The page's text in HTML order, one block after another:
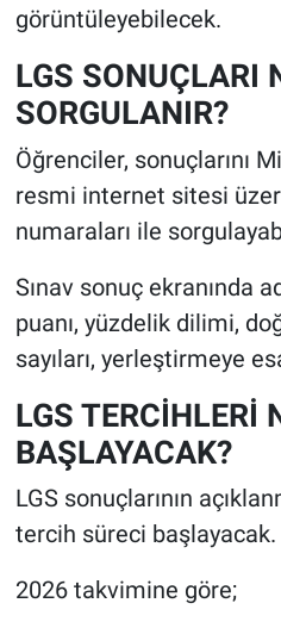
görüntüleyebilecek.
LGS SONUÇLARI
SORGULANIR?
Öğrenciler, sonuçlarını
resmi internet sitesi
numaraları ile
Sınav sonuç ekranında
puanı, yüzdelik dilimi,
sayıları, yerleştirmeye
LGS TERCİHLERİ
BAŞLAYACAK?
LGS sonuçlarının
tercih süreci başlayacak.
2026 takvimine göre;